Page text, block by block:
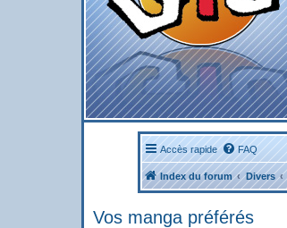
Accès rapide FAQ
Index du forum Divers
Vos manga préférés